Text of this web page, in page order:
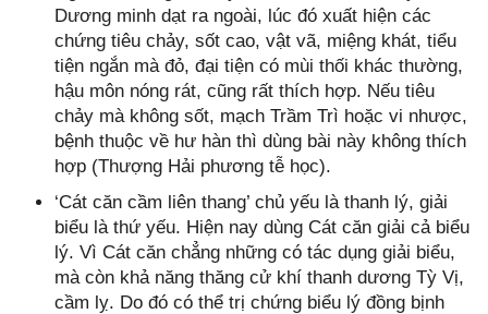
Dương minh dạt ra ngoài, lúc đó xuất hiện các
chứng tiêu chảy, sốt cao, vật vã, miệng khát, tiểu
tiện ngắn mà đỏ, đại tiện có mùi thối khác thường,
hậu môn nóng rát, cũng rất thích hợp. Nếu tiêu
chảy mà không sốt, mạch Trầm Trì hoặc vi nhược,
bệnh thuộc về hư hàn thì dùng bài này không thích
hợp (Thượng Hải phương tễ học).
‘Cát căn cầm liên thang’ chủ yếu là thanh lý, giải
biểu là thứ yếu. Hiện nay dùng Cát căn giải cả biểu
lý. Vì Cát căn chẳng những có tác dụng giải biểu,
mà còn khả năng thăng cử khí thanh dương Tỳ Vị,
cầm lỵ. Do đó có thể trị chứng biểu lý đồng bịnh